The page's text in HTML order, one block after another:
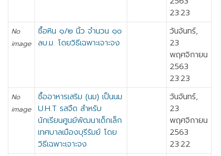
23:23
No
image
ซื้อหิน ๑/๒ นิ้ว จำนวน ๑๐
ลบ.ม. โดยวิธีเฉพาะเจาะจง
วันจันทร์,
23
พฤศจิกายน
2563
23:23
No
image
ซื้ออาหารเสริม (นม) เป็นนม
U.H.T รสจืด สำหรับ
นักเรียนศูนย์พัฒนาเด็กเล็ก
เทศบาลเมืองบุรีรัมย์ โดย
วิธีเฉพาะเจาะจง
วันจันทร์,
23
พฤศจิกายน
2563
23:22